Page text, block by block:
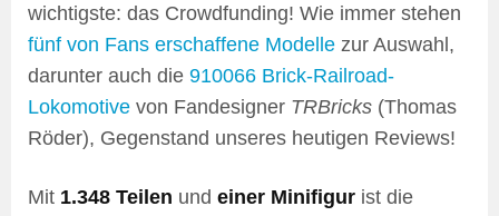
wichtigste: das Crowdfunding! Wie immer stehen
fünf von Fans erschaffene Modelle zur Auswahl,
darunter auch die 910066 Brick-Railroad-
Lokomotive von Fandesigner TRBricks (Thomas
Röder), Gegenstand unseres heutigen Reviews!
Mit 1.348 Teilen und einer Minifigur ist die